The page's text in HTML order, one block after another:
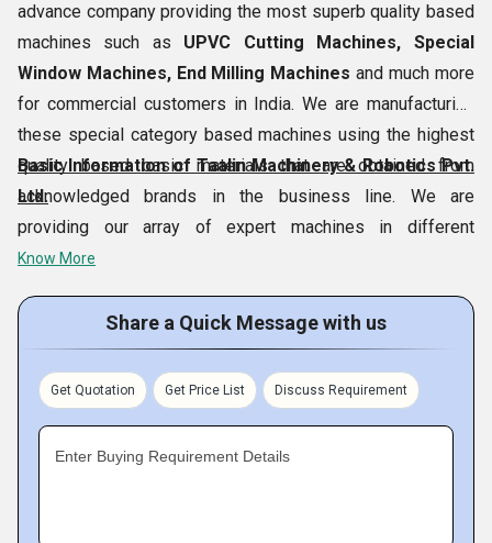
advance company providing the most superb quality based
machines such as UPVC Cutting Machines, Special
Window Machines, End Milling Machines and much more
for commercial customers in India. We are manufacturing
these special category based machines using the highest
quality based basic materials that are obtained from
acknowledged brands in the business line. We are
providing our array of expert machines in different
specifications for providing customers several options to
Service
andMachinery Repair Service for interested
patrons. We are moving ahead under the guidance of our
leaders. Our parent company isTeleios Automation &
Engineering Services (I) Pvt. Ltd.
Basic Information of Taalin Machinery & Robotics Pvt.
Ltd.
Know More
Share a Quick Message with us
Get Quotation Get Price List Discuss Requirement
Enter Buying Requirement Details